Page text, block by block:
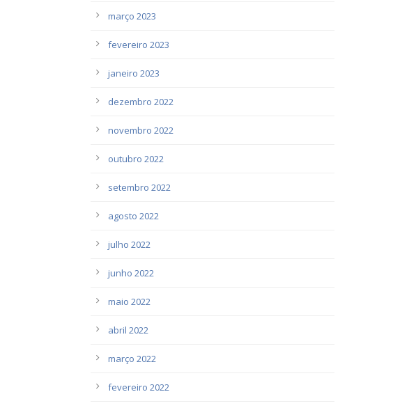
março 2023
fevereiro 2023
janeiro 2023
dezembro 2022
novembro 2022
outubro 2022
setembro 2022
agosto 2022
julho 2022
junho 2022
maio 2022
abril 2022
março 2022
fevereiro 2022